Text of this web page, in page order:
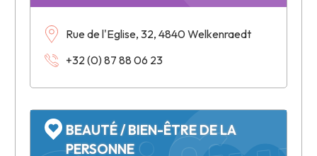
Rue de l'Eglise, 32, 4840 Welkenraedt
+32 (0) 87 88 06 23
BEAUTÉ / BIEN-ÊTRE DE LA
PERSONNE